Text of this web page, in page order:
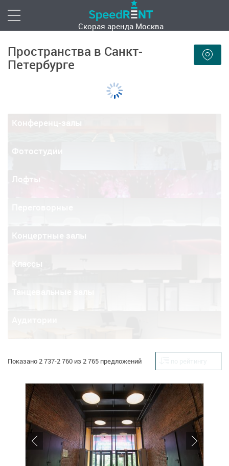
Скорая аренда Москва
Пространства в Санкт-
Петербурге
Конференц-залы
Фотостудии
Лофты
Классы
Показано 2 737-2 760 из 2 765 предложений